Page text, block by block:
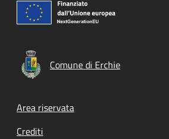
Comune di Erchie
Footer menu
Area riservata
Crediti